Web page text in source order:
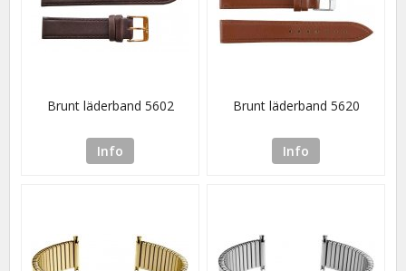
Brunt läderband 5602
Info
Brunt läderband 5620
Info